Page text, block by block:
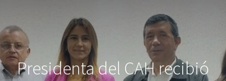
Presidenta del CAH recibió